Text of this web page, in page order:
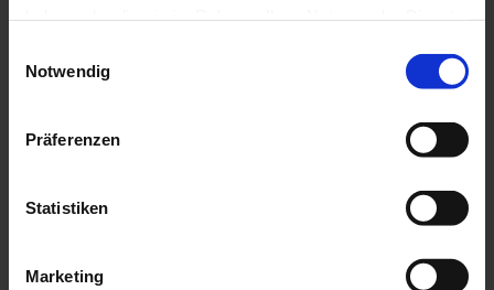
Notwendig
Präferenzen
Statistiken
Marketing